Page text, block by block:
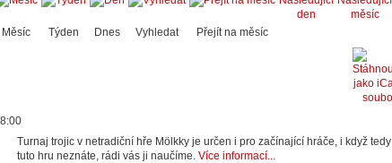
Měsíc Týden Dnes Vyhledat Přejít na měsíc
Turnaj trojic v netradiční hře Mölkky je určen i pro začínající hráče, i když tedy
tuto hru neznáte, rádi vás ji naučíme. Více informací...